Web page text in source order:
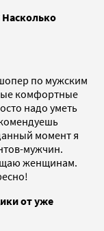
по мужским
комфортные
надо уметь
момент я
мужчин.
женщинам.
от уже